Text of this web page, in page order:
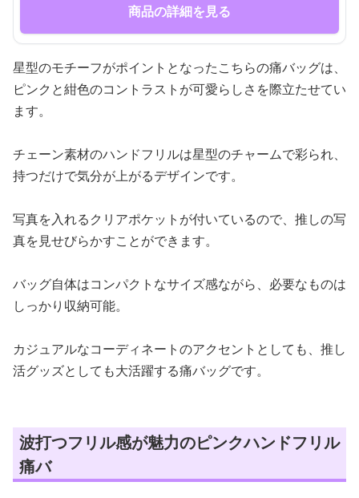
商品の詳細を見る
星型のモチーフがポイントとなったこちらの痛バッグは、
ピンクと紺色のコントラストが可愛らしさを際立たせてい
ます。
チェーン素材のハンドフリルは星型のチャームで彩られ、
持つだけで気分が上がるデザインです。
写真を入れるクリアポケットが付いているので、推しの写
真を見せびらかすことができます。
バッグ自体はコンパクトなサイズ感ながら、必要なものは
しっかり収納可能。
カジュアルなコーディネートのアクセントとしても、推し
活グッズとしても大活躍する痛バッグです。
波打つフリル感が魅力のピンクハンドフリル
痛バ